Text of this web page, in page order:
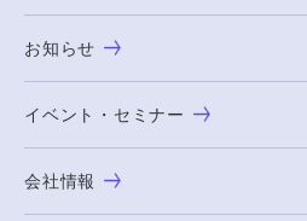
お知らせ
イベント・セミナー
会社情報